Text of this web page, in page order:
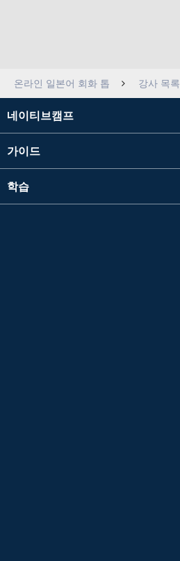
온라인 일본어 회화 톱 강사 목록
네이티브캠프
가이드
학습